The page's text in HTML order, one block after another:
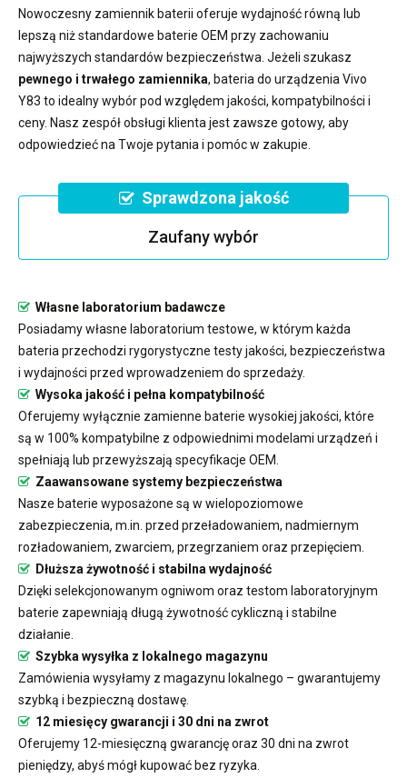
Nowoczesny zamiennik baterii oferuje wydajność równą lub
lepszą niż standardowe baterie OEM przy zachowaniu
najwyższych standardów bezpieczeństwa. Jeżeli szukasz
pewnego i trwałego zamiennika, bateria do urządzenia Vivo
Y83 to idealny wybór pod względem jakości, kompatybilności i
ceny. Nasz zespół obsługi klienta jest zawsze gotowy, aby
odpowiedzieć na Twoje pytania i pomóc w zakupie.
Sprawdzona jakość
Zaufany wybór
Własne laboratorium badawcze
Posiadamy własne laboratorium testowe, w którym każda
bateria przechodzi rygorystyczne testy jakości, bezpieczeństwa
i wydajności przed wprowadzeniem do sprzedaży.
Wysoka jakość i pełna kompatybilność
Oferujemy wyłącznie zamienne baterie wysokiej jakości, które
są w 100% kompatybilne z odpowiednimi modelami urządzeń i
spełniają lub przewyższają specyfikacje OEM.
Zaawansowane systemy bezpieczeństwa
Nasze baterie wyposażone są w wielopoziomowe
zabezpieczenia, m.in. przed przeładowaniem, nadmiernym
rozładowaniem, zwarciem, przegrzaniem oraz przepięciem.
Dłuższa żywotność i stabilna wydajność
Dzięki selekcjonowanym ogniwom oraz testom laboratoryjnym
baterie zapewniają długą żywotność cykliczną i stabilne
działanie.
Szybka wysyłka z lokalnego magazynu
Zamówienia wysyłamy z magazynu lokalnego – gwarantujemy
szybką i bezpieczną dostawę.
12 miesięcy gwarancji i 30 dni na zwrot
Oferujemy 12-miesięczną gwarancję oraz 30 dni na zwrot
pieniędzy, abyś mógł kupować bez ryzyka.